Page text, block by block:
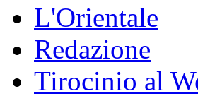
L'Orientale
Redazione
Tirocinio al